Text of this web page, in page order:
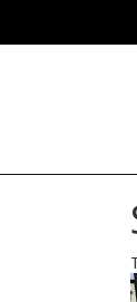
Pular para